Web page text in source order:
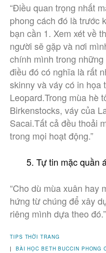
“Điều quan trọng nhất
phong cách đó là trước
bạn cần 1. Xem xét về
người sẽ gặp và nơi
chính mình trong
điều đó có nghĩa là rất
skinny và váy có in họa
Leopard.Trong mùa hè
Birkenstocks, váy của
Sacai.Tất cả đều thoải
trong mọi hoạt động.”
Tự tin mặc quần
“Cho dù mùa xuân hay
hứng từ chúng để xây
riêng mình dựa theo đó.”
TIPS THỜI TRANG
| BÀI HỌC BETH BUCCIN PHONG